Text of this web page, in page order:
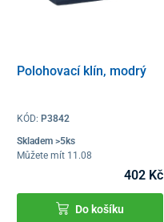
Polohovací klín, modrý
KÓD: P3842
Skladem >5ks
Můžete mít 11.08
402 Kč
Do košíku